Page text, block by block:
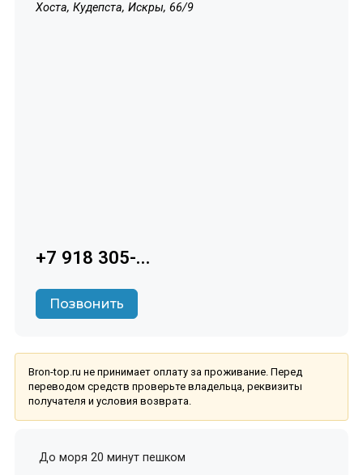
Хоста, Кудепста, Искры, 66/9
+7 918 305-...
Позвонить
Bron-top.ru не принимает оплату за проживание. Перед
переводом средств проверьте владельца, реквизиты
получателя и условия возврата.
До моря 20 минут пешком